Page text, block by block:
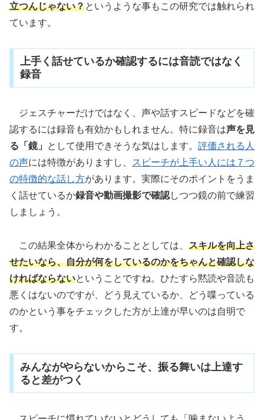
立つんじゃない？というような事もこの研究では触れられ
ています。
上手く話せているか確認するには音読ではなく
録音
ジェスチャーだけではなく、声や話すスピードなどを確
認するには録音も有効かもしれません。特に録音は声を見
る「鏡」
として使用できそうな気はします。 評価される人
の声には特徴がありますし、
スピーチが上手い人には７つ
の特徴的な話し方があります。実際にそのポイントをうま
く話せているか録音や動画撮影で確認しつつ鏡の前で練習
しましょう。
この結果全体からわかることとしては、 スキルを向上さ
せたいなら、自分が何をしているのかをちゃんと確認しな
ければならないということですね。ひたすら黙読や音読も
悪くはないのですが、どう見えているか、どう喋っている
のかという事をチェックした方が上達が早いのは自明で
す。
みんながやらないからこそ、振る舞いは上達す
ると差がつく